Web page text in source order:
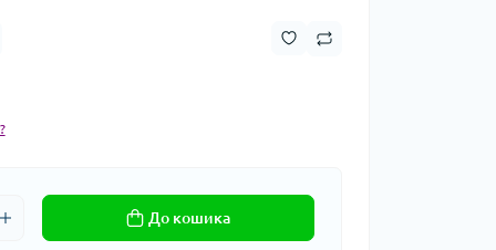
До кошика